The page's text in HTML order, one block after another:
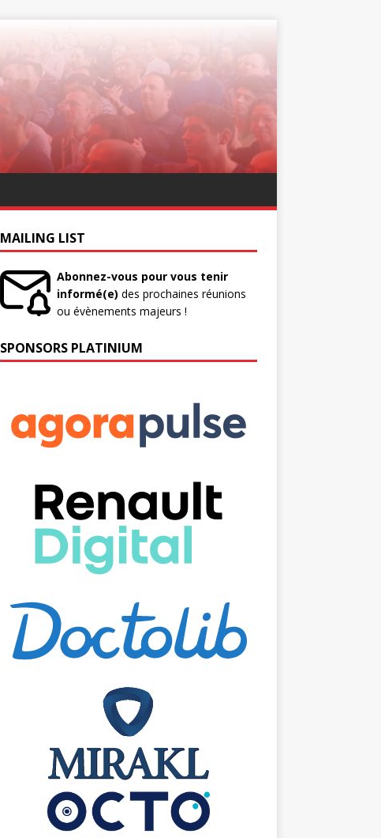
MAILING LIST
Abonnez-vous pour vous tenir
informé(e) des prochaines réunions
ou évènements majeurs !
SPONSORS PLATINIUM